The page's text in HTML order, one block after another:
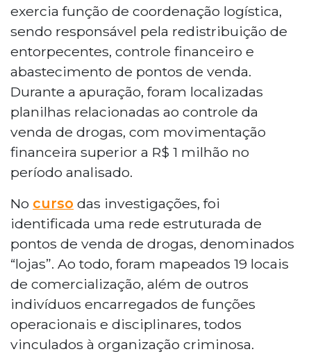
exercia função de coordenação logística,
sendo responsável pela redistribuição de
entorpecentes, controle financeiro e
abastecimento de pontos de venda.
Durante a apuração, foram localizadas
planilhas relacionadas ao controle da
venda de drogas, com movimentação
financeira superior a R$ 1 milhão no
período analisado.
No curso das investigações, foi
identificada uma rede estruturada de
pontos de venda de drogas, denominados
“lojas”. Ao todo, foram mapeados 19 locais
de comercialização, além de outros
indivíduos encarregados de funções
operacionais e disciplinares, todos
vinculados à organização criminosa.